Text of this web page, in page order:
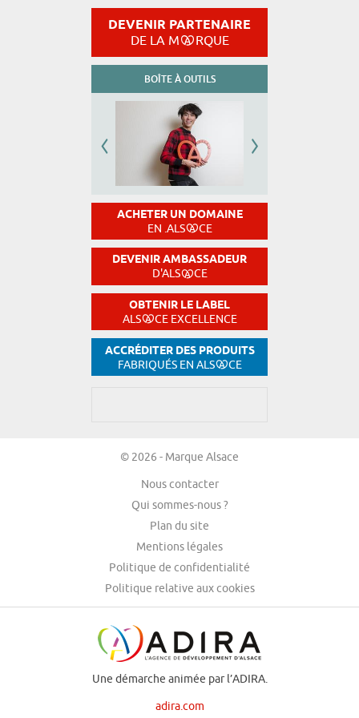
DEVENIR PARTENAIRE
DE LA M RQUE
BOÎTE À OUTILS
ACHETER UN DOMAINE
EN .ALS CE
DEVENIR AMBASSADEUR
D'ALS CE
OBTENIR LE LABEL
ALS CE EXCELLENCE
ACCRÉDITER DES PRODUITS
FABRIQUÉS EN ALS CE
© 2026 - Marque Alsace
Nous contacter
Qui sommes-nous ?
Plan du site
Mentions légales
Politique de confidentialité
Politique relative aux cookies
Une démarche animée par l’ADIRA.
adira.com